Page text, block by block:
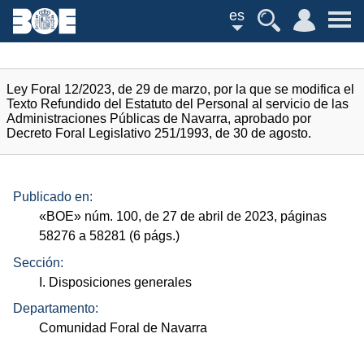
es
Ley Foral 12/2023, de 29 de marzo, por la que se modifica el
Texto Refundido del Estatuto del Personal al servicio de las
Administraciones Públicas de Navarra, aprobado por
Decreto Foral Legislativo 251/1993, de 30 de agosto.
Publicado en:
«BOE» núm. 100, de 27 de abril de 2023, páginas
58276 a 58281 (6 págs.)
Sección:
I. Disposiciones generales
Departamento:
Comunidad Foral de Navarra